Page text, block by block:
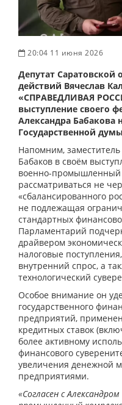
20:04 11 июня 2026
Депутат Саратовской
действий Вячеслав
«СПРАВЕДЛИВАЯ
выступление своего
Александра Бабакова
Государственной
Напомним,
Бабаков в своём
военно-промышленный
рассматриваться не
«сбалансированного
не подлежащая
стандартных
Парламентарий
драйвером
налоговые
внутренний спрос, а
технологический
Особое внимание он
государственного
предприятий,
кредитных ставок
более активному
финансового
увеличения денежной
предприятиями.
«Согласен с